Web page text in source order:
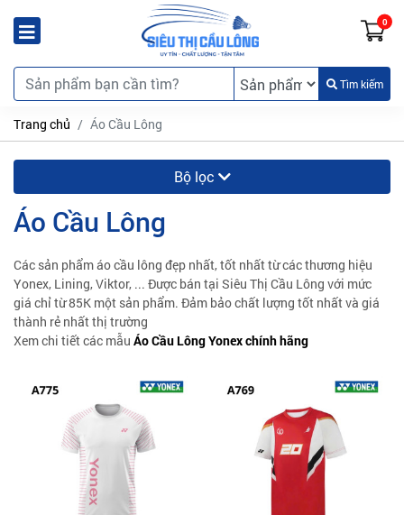
0
Tìm kiếm
Trang chủ Áo Cầu Lông
Bộ lọc
Áo Cầu Lông
Các sản phẩm áo cầu lông đẹp nhất, tốt nhất từ các thương hiệu
Yonex, Lining, Viktor, ... Được bán tại Siêu Thị Cầu Lông với mức
giá chỉ từ 85K một sản phẩm. Đảm bảo chất lượng tốt nhất và giá
thành rẻ nhất thị trường
Xem chi tiết các mẫu Áo Cầu Lông Yonex chính hãng